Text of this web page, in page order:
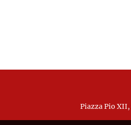
Piazza Pio